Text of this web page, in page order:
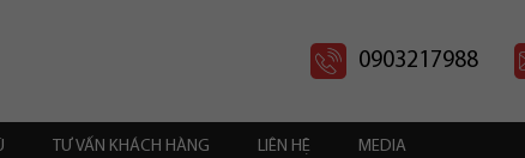
0903217988
TƯ VẤN KHÁCH HÀNG LIÊN HỆ MEDIA